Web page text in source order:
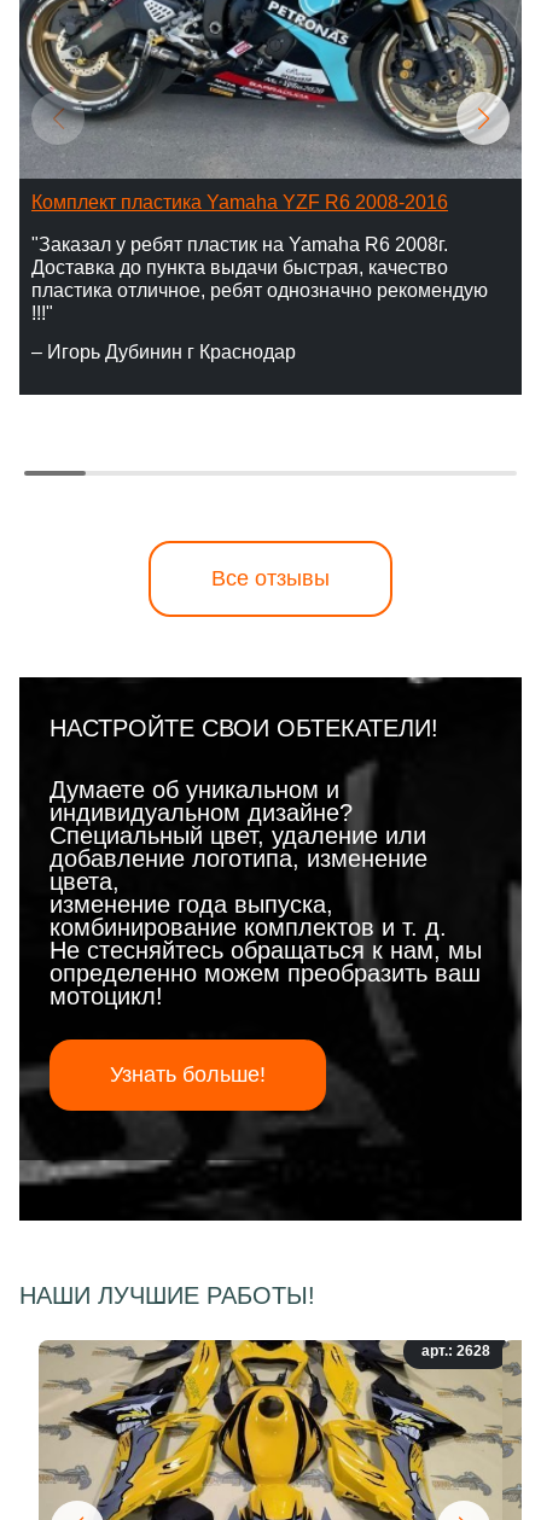
Комплект пластика Yamaha YZF R6 2008-2016
"Заказал у ребят пластик на Yamaha R6 2008г.
Доставка до пункта выдачи быстрая, качество
пластика отличное, ребят однозначно рекомендую
!!!"
– Игорь Дубинин г Краснодар
Все отзывы
НАСТРОЙТЕ СВОИ ОБТЕКАТЕЛИ!
Думаете об уникальном и
индивидуальном дизайне?
Специальный цвет, удаление или
добавление логотипа, изменение
цвета,
изменение года выпуска,
комбинирование комплектов и т. д.
Не стесняйтесь обращаться к нам, мы
определенно можем преобразить ваш
мотоцикл!
Узнать больше!
НАШИ ЛУЧШИЕ РАБОТЫ!
арт.: 2628